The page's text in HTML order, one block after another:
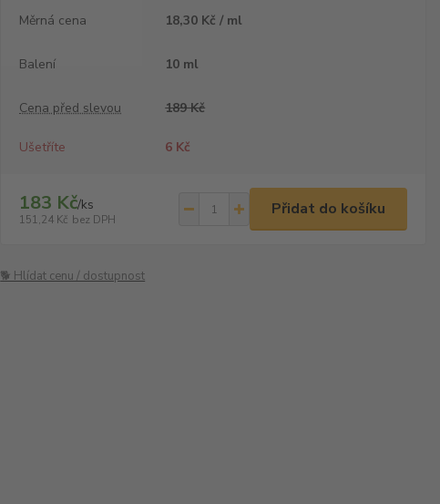
Měrná cena
18,30 Kč / ml
Balení 10 ml
Cena před slevou 189 Kč
Ušetříte 6 Kč
183 Kč/ks
151,24 Kč bez DPH
Přidat do košíku
🐕 Hlídat cenu / dostupnost